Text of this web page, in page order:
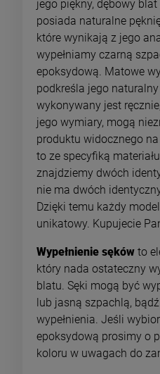
jego piękny, dębowy
posiada naturalne
które wynikają z jego
wypełniamy czarną
epoksydową. Matowe
podkreśla jego
wykonywany jest
jego wymiary, mogą
produktu widocznego
to ze specyfiką
znajdziemy dwóch
nie ma dwóch
Dzięki temu każdy
unikatowy. Kupujecie
Wypełnienie sęków to
który nada ostateczny
blatu. Sęki mogą być
lub jasną szpachlą,
wypełnienia. Jeśli
epoksydową prosimy o
koloru w uwagach do